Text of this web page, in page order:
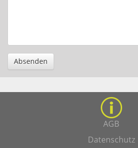
Absenden
AGB
Datenschutz